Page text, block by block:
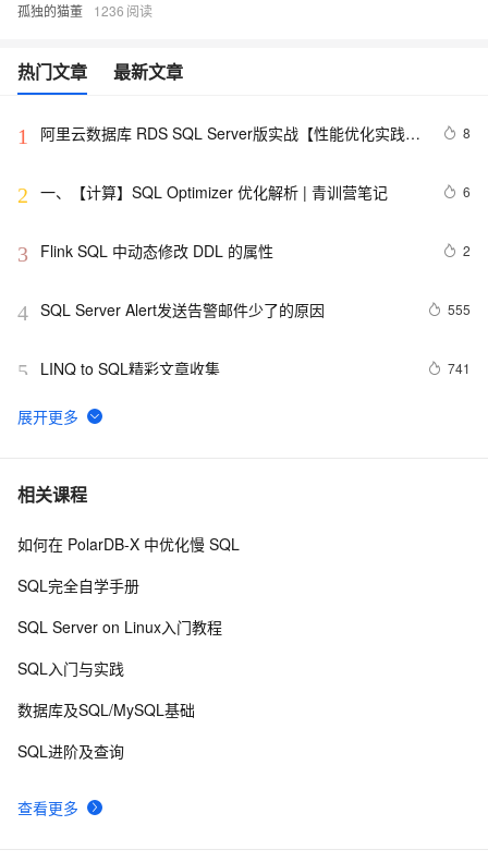
孤独的猫董 1236
热门文章 最新文章
1
阿里云数据库 RDS SQL Server版实战【性能优化实践、
8
2 一、【计算】SQL Optimizer 优化解析 | 青训营笔记 6
3 Flink SQL 中动态修改 DDL 的属性 2
4 SQL Server Alert发送告警邮件少了的原因 555
5 LINQ to SQL精彩文章收集 741
6 10g 中使用toad的sql编辑的autotrace的问题？
7 SQL优化常用方法8
8 SQL Server小知识点
10SQL Server 字符串处理
相关课程
查看更多
如何在 PolarDB-X 中优化慢 SQL
SQL完全自学手册
SQL Server on Linux入门教程
SQL入门与实践
数据库及SQL/MySQL基础
SQL进阶及查询